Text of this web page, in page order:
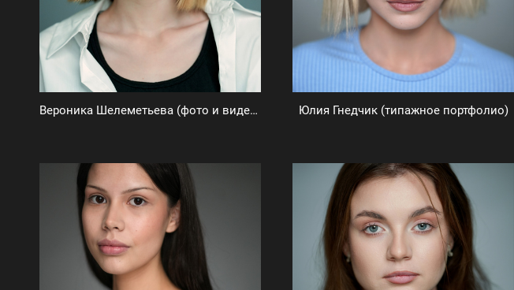
Вероника Шелеметьева (фото и видеовизитка) Юлия Гнедчик (типажное портфолио)